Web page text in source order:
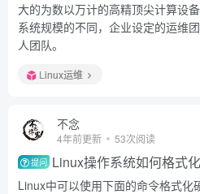
大的为数以万计的高精顶尖计算设
系统规模的不同，企业设定的运维
人团队。
Linux运维
不念
4年前更新 53次阅读
提问 Linux操作系统如何格式化
Linux中可以使用下面的命令格式化